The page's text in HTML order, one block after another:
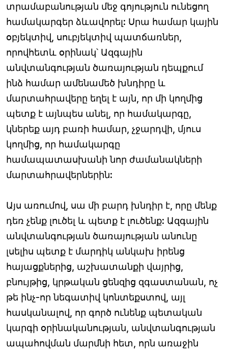
տրամաբանության մեջ գոյություն ունեցող
համակարգեր ձևավորել: Սրա համար կային
օբյեկտիվ, սուբյեկտիվ պատճառներ,
որովհետև օրինակ՝ Ազգային
անվտանգության ծառայության դեպքում
ինձ համար ամենամեծ խնդիրը և
մարտահրավերը եղել է այն, որ մի կողմից
պետք է այնպես անել, որ համակարգը,
կներեք այդ բառի համար, չջարդվի, մյուս
կողմից, որ համակարգը
համապատասխանի նոր ժամանակների
մարտահրավերներին:
Այս առումով, սա մի բարդ խնդիր է, որը մենք
դեռ չենք լուծել և պետք է լուծենք: Ազգային
անվտանգության ծառայության անունը
լսելիս պետք է մարդիկ անկախ իրենց
հայացքներից, աշխատանքի վայրից,
բնույթից, կրթական ցենզից զգաստանան, ոչ
թե ինչ-որ նեգատիվ կոնտեքստով, այլ
հասկանալով, որ գործ ունենք պետական
կարգի օրինականության, անվտանգության
ապահովման մարմնի հետ, որն առաջին